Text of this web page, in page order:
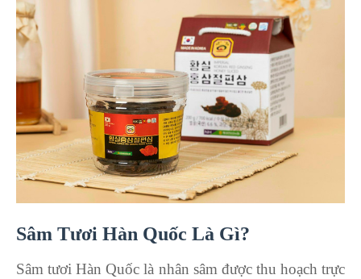
Sâm Tươi Hàn Quốc Là Gì?
Sâm tươi Hàn Quốc là nhân sâm được thu hoạch trực